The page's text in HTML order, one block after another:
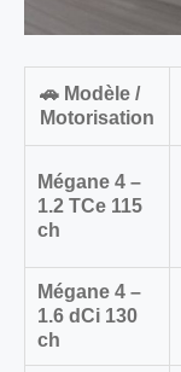
🚗 Modèle /
Motorisation
Mégane 4 –
1.2 TCe 115
ch
Mégane 4 –
1.6 dCi 130
ch